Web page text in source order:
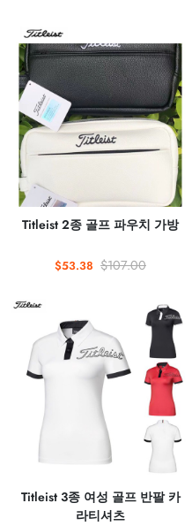
Titleist 2종 골프 파우치 가방
$53.38 $107.00
Titleist 3종 여성 골프 반팔 카
라티셔츠